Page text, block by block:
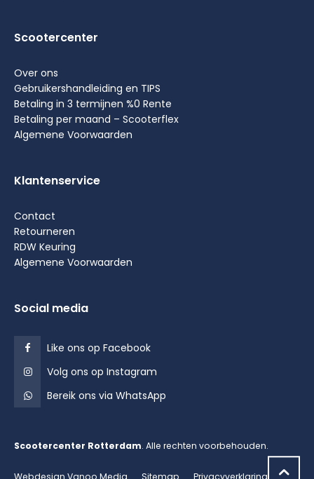
Scootercenter
Over ons
Gebruikershandleiding en TIPS
Betaling in 3 termijnen %0 Rente
Betaling per maand – Scooterflex
Algemene Voorwaarden
Klantenservice
Contact
Retourneren
RDW Keuring
Algemene Voorwaarden
Social media
Like ons op Facebook
Volg ons op Instagram
Bereik ons via WhatsApp
Scootercenter Rotterdam. Alle rechten voorbehouden.
Webdesign Vanoo Media Sitemap Privacyverklaring